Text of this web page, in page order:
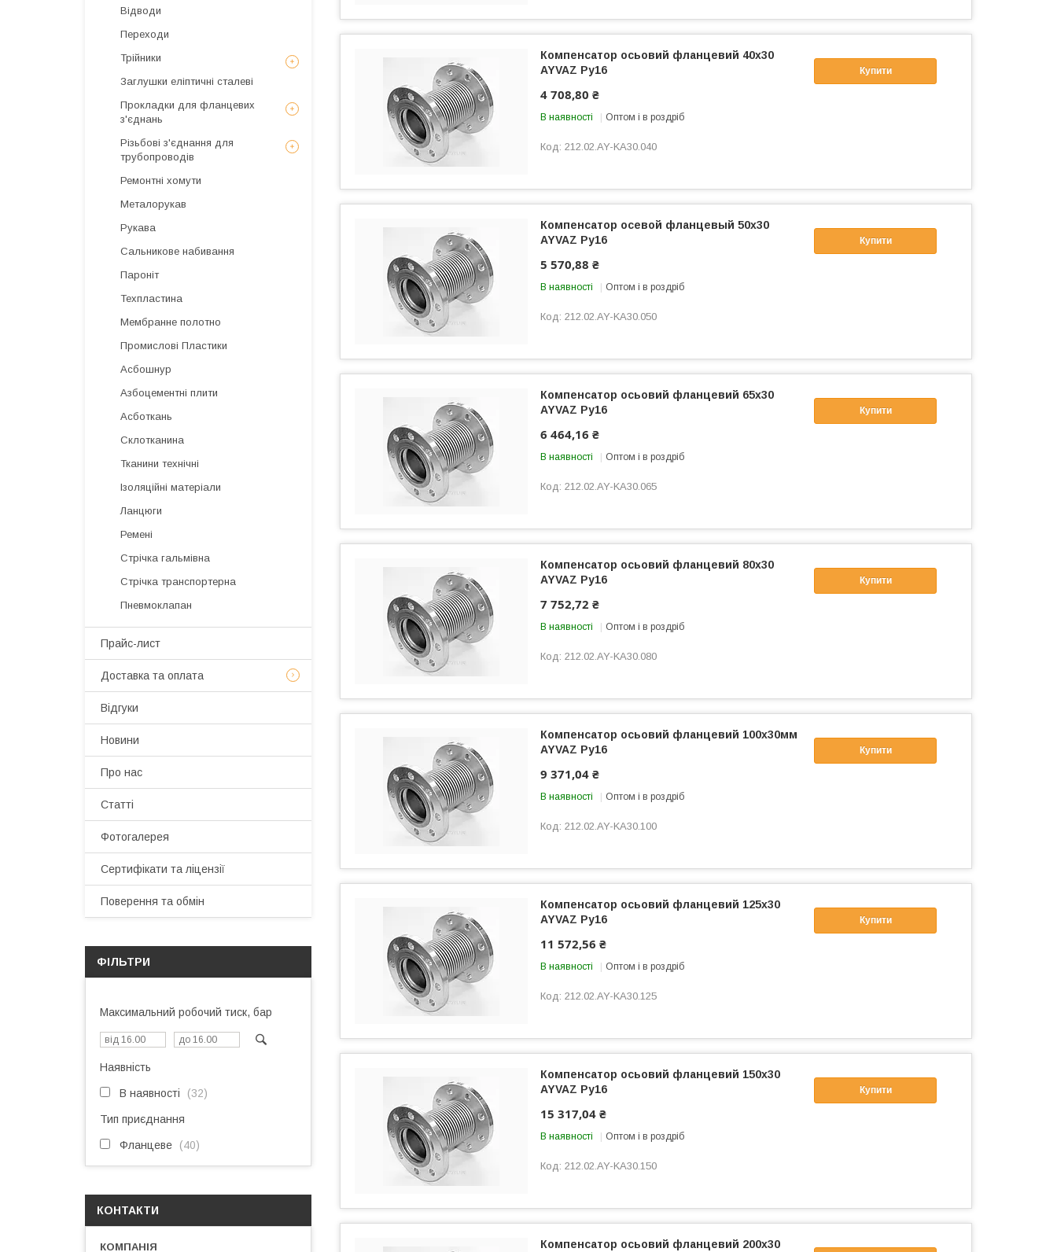
Купити
Компенсатор осьовий фланцевий 40x30
AYVAZ Ру16
4 708,80 ₴
В наявності Оптом і в роздріб
212.02.AY-KA30.040
Купити
Компенсатор осевой фланцевый 50x30
AYVAZ Ру16
5 570,88 ₴
В наявності Оптом і в роздріб
212.02.AY-KA30.050
Купити
Компенсатор осьовий фланцевий 65x30
AYVAZ Ру16
6 464,16 ₴
В наявності Оптом і в роздріб
212.02.AY-KA30.065
Купити
Компенсатор осьовий фланцевий 80x30
AYVAZ Ру16
7 752,72 ₴
В наявності Оптом і в роздріб
212.02.AY-KA30.080
Купити
Компенсатор осьовий фланцевий 100x30мм
AYVAZ Ру16
9 371,04 ₴
В наявності Оптом і в роздріб
212.02.AY-KA30.100
Купити
Компенсатор осьовий фланцевий 125x30
AYVAZ Ру16
11 572,56 ₴
В наявності Оптом і в роздріб
212.02.AY-KA30.125
Купити
Компенсатор осьовий фланцевий 150x30
AYVAZ Ру16
15 317,04 ₴
В наявності Оптом і в роздріб
212.02.AY-KA30.150
Компенсатор осьовий фланцевий 200x30
Відводи
Переходи
Трійники
Заглушки еліптичні сталеві
Прокладки для фланцевих
з'єднань
Різьбові з'єднання для
трубопроводів
Ремонтні хомути
Металорукав
Рукава
Сальникове набивання
Пароніт
Техпластина
Мембранне полотно
Промислові Пластики
Асбошнур
Азбоцементні плити
Асботкань
Склотканина
Тканини технічні
Ізоляційні матеріали
Ланцюги
Ремені
Стрічка гальмівна
Стрічка транспортерна
Пневмоклапан
Прайс-лист
Доставка та оплата
Відгуки
Новини
Про нас
Статті
Фотогалерея
Сертифікати та ліцензії
Поверення та обмін
ФІЛЬТРИ
Максимальний робочий тиск, бар
Наявність
В наявності 32
Тип приєднання
Фланцеве 40
КОНТАКТИ